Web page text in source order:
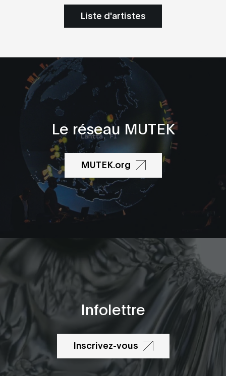
Liste d'artistes
Le réseau MUTEK
MUTEK.org
Infolettre
Inscrivez-vous